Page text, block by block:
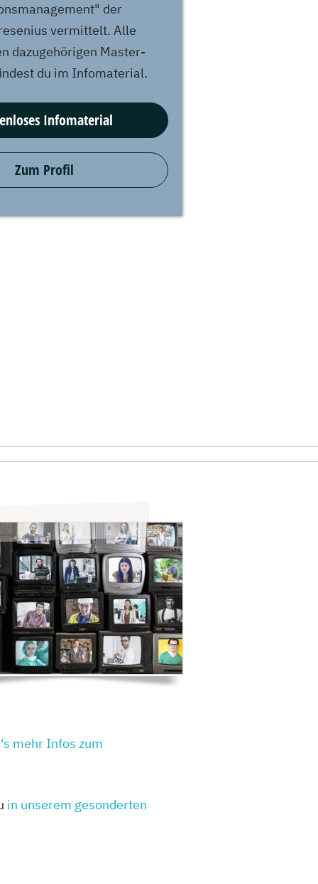
der
vermittelt. Alle
dazugehörigen Master-
du im Infomaterial.
Infomaterial
Zum Profil
mehr Infos zum
in unserem gesonderten